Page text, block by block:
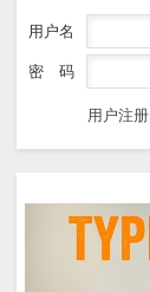
用户名
密 码
用户注册